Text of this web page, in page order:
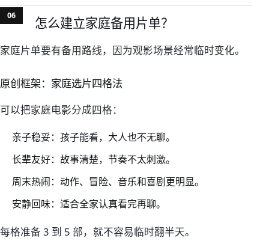
怎么建立家庭备用片单？
家庭片单要有备用路线，因为观影场景经常临时变化。
原创框架：家庭选片四格法
可以把家庭电影分成四格：
亲子稳妥：孩子能看，大人也不无聊。
长辈友好：故事清楚，节奏不太刺激。
周末热闹：动作、冒险、音乐和喜剧更明显。
安静回味：适合全家认真看完再聊。
每格准备 3 到 5 部，就不容易临时翻半天。